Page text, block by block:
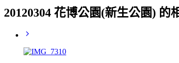
20120304 花博公園(新生公園) 的